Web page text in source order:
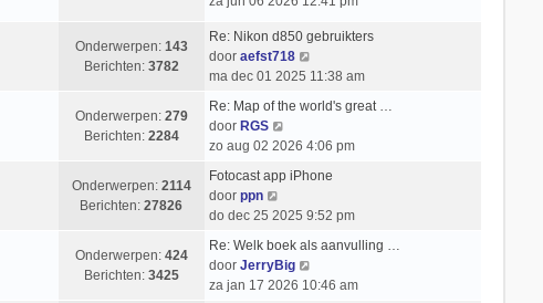
t
c
h
e
e
r
i
c
t
s
t
e
b
r
c
t
i
k
l
a
s
e
b
r
Onderwerpen: 143
Berichten: 3782
Re: Nikon d850 gebruikters
door aefst718
e
i
k
l
a
s
e
ma dec 01 2025 11:38 am
Onderwerpen: 279
Berichten: 2284
Re: Map of the world's great …
door RGS
e
i
k
l
a
a
zo aug 02 2026 4:06 pm
Onderwerpen: 2114
Berichten:27826
Fotocast app iPhone
door ppn
e
i
j
k
do dec 25 2025 9:52 pm
Onderwerpen: 424
Berichten: 3425
Re: Welk boek als aanvulling …
door JerryBig
e
za jan 17 2026 10:46 am